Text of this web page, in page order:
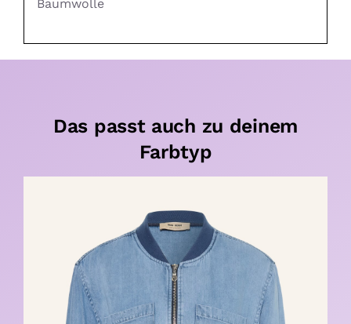
Baumwolle
Das passt auch zu deinem
Farbtyp